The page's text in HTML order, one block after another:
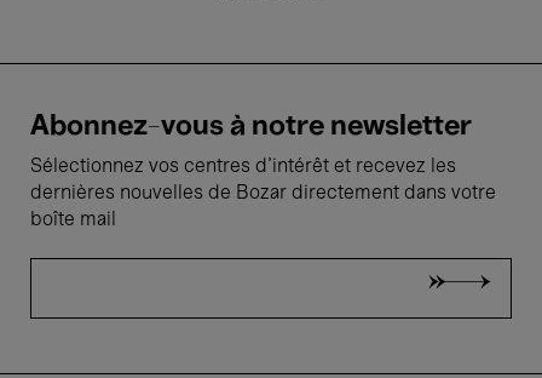
Abonnez-vous à notre newsletter
Sélectionnez vos centres d'intérêt et recevez les
dernières nouvelles de Bozar directement dans votre
boîte mail